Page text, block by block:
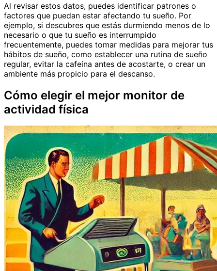
Al revisar estos datos, puedes identificar patrones o
factores que puedan estar afectando tu sueño. Por
ejemplo, si descubres que estás durmiendo menos de lo
necesario o que tu sueño es interrumpido
frecuentemente, puedes tomar medidas para mejorar tus
hábitos de sueño, como establecer una rutina de sueño
regular, evitar la cafeína antes de acostarte, o crear un
ambiente más propicio para el descanso.
Cómo elegir el mejor monitor de
actividad física